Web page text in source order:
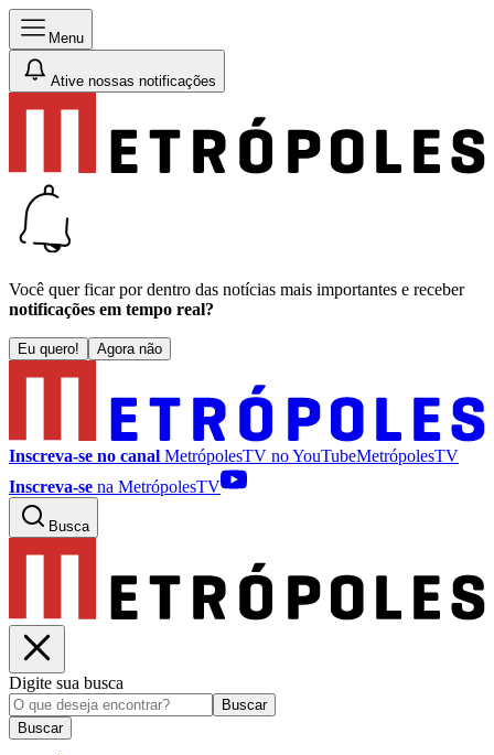
Menu
Ative nossas notificações
Você quer ficar por dentro das notícias mais importantes e receber
notificações em tempo real?
Eu quero! Agora não
Inscreva-se no canal MetrópolesTV noYouTubeMetrópolesTV
Inscreva-se na MetrópolesTV
Busca
Digite sua busca
Buscar
Buscar